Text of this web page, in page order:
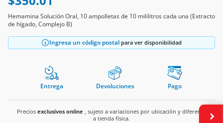
Hemamina Solución Oral, 10 ampolletas de 10 mililitros cada una (Extracto
de hígado, Complejo B)
Ingresa un código postal para ver disponibilidad
Entrega Devoluciones Pago
Precios exclusivos online , sujeto a variaciones por ubicación y diferente
a tienda física.